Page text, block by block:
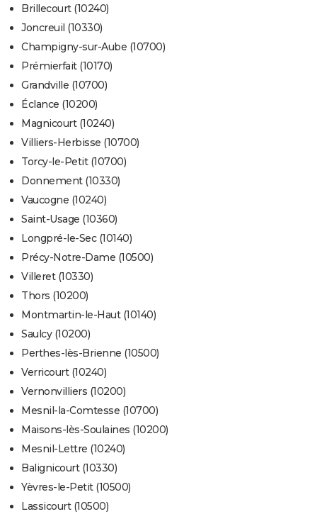
Brillecourt (10240)
Joncreuil (10330)
Champigny-sur-Aube (10700)
Prémierfait (10170)
Grandville (10700)
Éclance (10200)
Magnicourt (10240)
Villiers-Herbisse (10700)
Torcy-le-Petit (10700)
Donnement (10330)
Vaucogne (10240)
Saint-Usage (10360)
Longpré-le-Sec (10140)
Précy-Notre-Dame (10500)
Villeret (10330)
Thors (10200)
Montmartin-le-Haut (10140)
Saulcy (10200)
Perthes-lès-Brienne (10500)
Verricourt (10240)
Vernonvilliers (10200)
Mesnil-la-Comtesse (10700)
Maisons-lès-Soulaines (10200)
Mesnil-Lettre (10240)
Balignicourt (10330)
Yèvres-le-Petit (10500)
Lassicourt (10500)